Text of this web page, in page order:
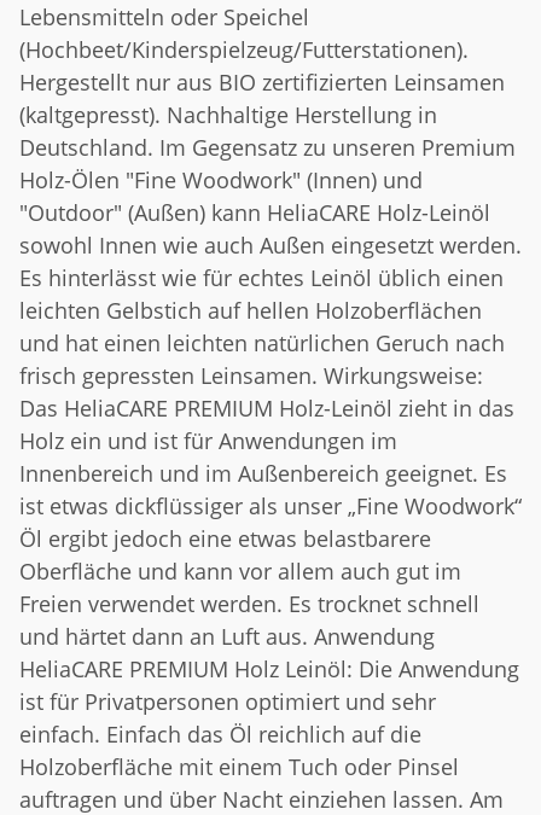
Lebensmitteln oder Speichel
(Hochbeet/Kinderspielzeug/Futterstationen).
Hergestellt nur aus BIO zertifizierten Leinsamen
(kaltgepresst). Nachhaltige Herstellung in
Deutschland. Im Gegensatz zu unseren Premium
Holz-Ölen "Fine Woodwork" (Innen) und
"Outdoor" (Außen) kann HeliaCARE Holz-Leinöl
sowohl Innen wie auch Außen eingesetzt werden.
Es hinterlässt wie für echtes Leinöl üblich einen
leichten Gelbstich auf hellen Holzoberflächen
und hat einen leichten natürlichen Geruch nach
frisch gepressten Leinsamen. Wirkungsweise:
Das HeliaCARE PREMIUM Holz-Leinöl zieht in das
Holz ein und ist für Anwendungen im
Innenbereich und im Außenbereich geeignet. Es
ist etwas dickflüssiger als unser „Fine Woodwork“
Öl ergibt jedoch eine etwas belastbarere
Oberfläche und kann vor allem auch gut im
Freien verwendet werden. Es trocknet schnell
und härtet dann an Luft aus. Anwendung
HeliaCARE PREMIUM Holz Leinöl: Die Anwendung
ist für Privatpersonen optimiert und sehr
einfach. Einfach das Öl reichlich auf die
Holzoberfläche mit einem Tuch oder Pinsel
auftragen und über Nacht einziehen lassen. Am